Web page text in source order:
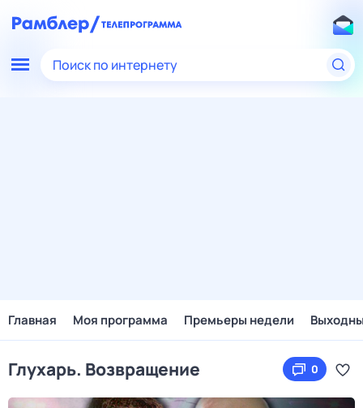
Поиск по интернету
Главная Моя программа Премьеры недели
Глухарь. Возвращение 0